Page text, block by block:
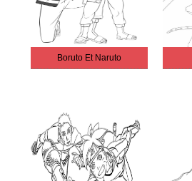
Boruto Et Naruto